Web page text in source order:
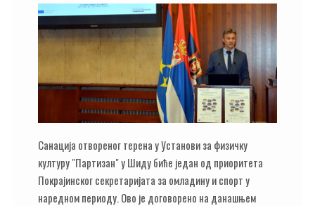
Санација отвореног терена у Установи за физичку
културу "Партизан" у Шиду биће један од приоритета
Покрајинског секретаријата за омладину и спорт у
наредном периоду. Ово је договорено на данашњем